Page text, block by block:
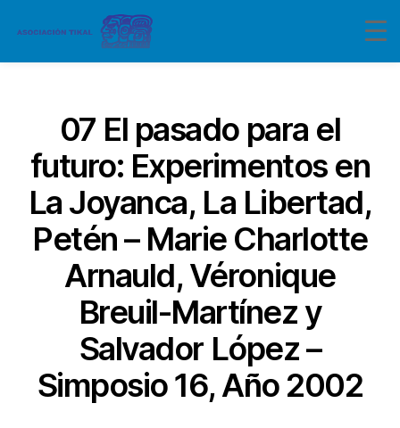
07 El pasado para el
futuro: Experimentos en
La Joyanca, La Libertad,
Petén – Marie Charlotte
Arnauld, Véronique
Breuil-Martínez y
Salvador López –
Simposio 16, Año 2002